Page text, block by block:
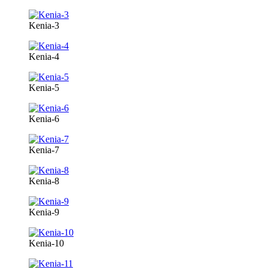
Kenia-3
Kenia-4
Kenia-5
Kenia-6
Kenia-7
Kenia-8
Kenia-9
Kenia-10